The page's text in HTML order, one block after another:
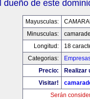
dueño de este
Mayusculas:
Minusculas:
Longitud:
18
Categorias:
Precio:
Realizar
Visitar!
Serán